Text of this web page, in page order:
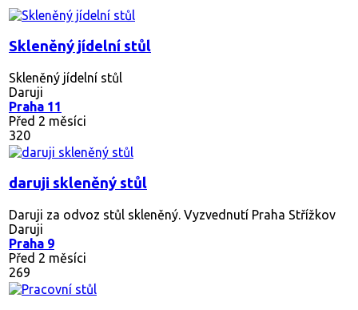
Skleněný jídelní stůl
Skleněný jídelní stůl
Daruji
Praha 11
Před 2 měsíci
320
daruji skleněný stůl
Daruji za odvoz stůl skleněný. Vyzvednutí Praha Střížkov
Daruji
Praha 9
Před 2 měsíci
269